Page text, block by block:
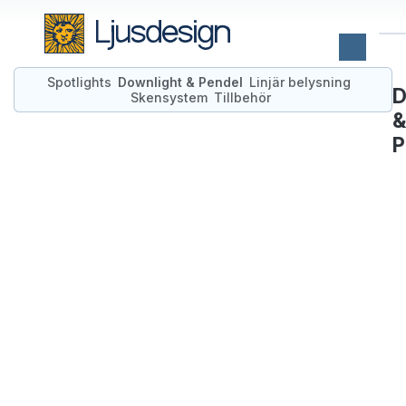
Spotlights Downlight & Pendel Linjär belysning
Skensystem Tillbehör
&